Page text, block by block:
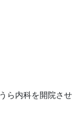
ら内科を開院させ